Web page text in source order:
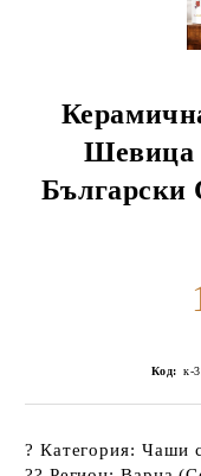
Шевица
Български
Код: к-
?️ Категория: Чаши